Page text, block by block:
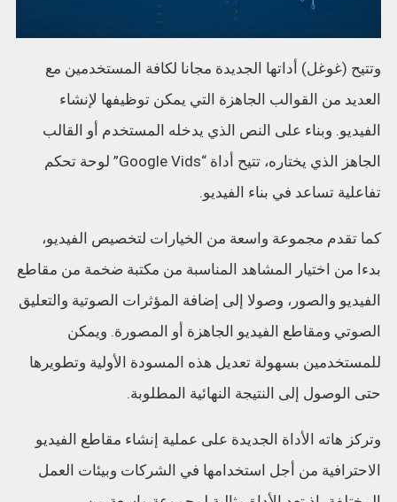
وتتيح (غوغل) أداتها الجديدة مجانا لكافة المستخدمين مع
العديد من القوالب الجاهزة التي يمكن توظيفها لإنشاء
الفيديو. وبناء على النص الذي يدخله المستخدم أو القالب
الجاهز الذي يختاره، تتيح أداة “Google Vids” لوحة تحكم
تفاعلية تساعد في بناء الفيديو.
كما تقدم مجموعة واسعة من الخيارات لتخصيص الفيديو،
بدءا من اختيار المشاهد المناسبة من مكتبة ضخمة من مقاطع
الفيديو والصور، وصولا إلى إضافة المؤثرات الصوتية والتعليق
الصوتي ومقاطع الفيديو الجاهزة أو المصورة. ويمكن
للمستخدمين بسهولة تعديل هذه المسودة الأولية وتطويرها
حتى الوصول إلى النتيجة النهائية المطلوبة.
وتركز هاته الأداة الجديدة على عملية إنشاء مقاطع الفيديو
الاحترافية من أجل استخدامها في الشركات وبيئات العمل